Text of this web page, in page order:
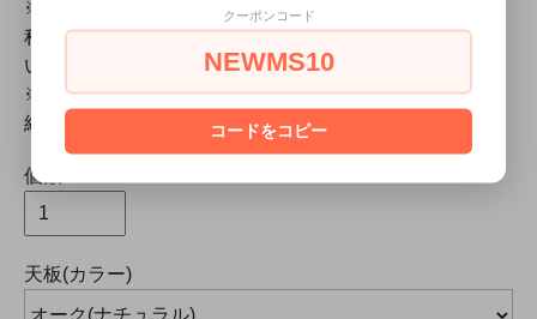
※こちらの商品はイタリア取寄せ商品です。5～６ヶ月
程度お時間を頂戴いたします。詳しくはお問合せくださ
い。
※木枠梱包、または大型商品のため、有料配送【開梱・
組立・設置】でのお届けとなります。
個数
天板(カラー)
クーポンコード
NEWMS10
コードをコピー